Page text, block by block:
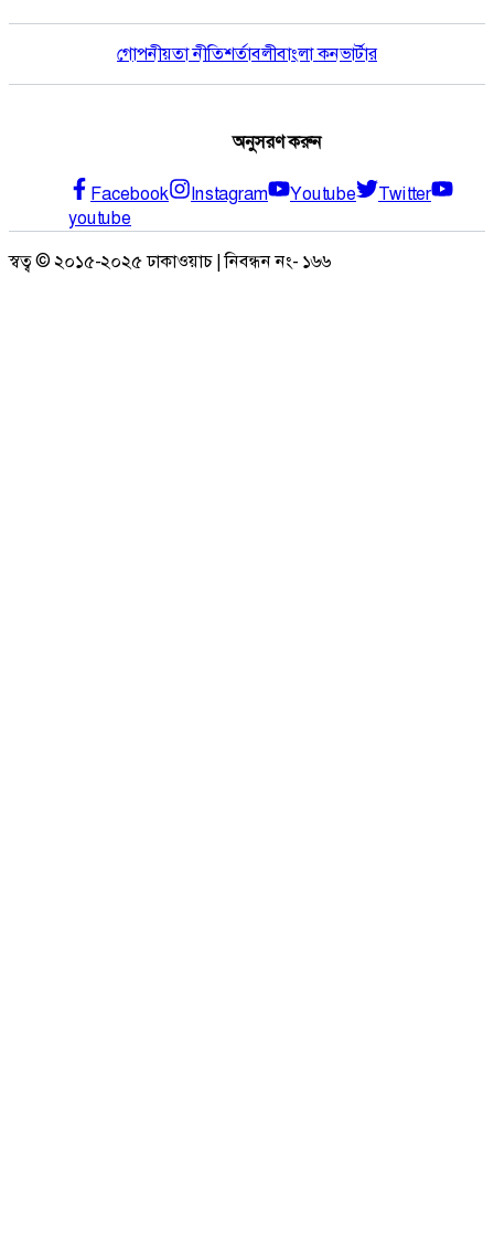
গোপনীয়তা নীতিশর্তাবলীবাংলা কনভার্টার
অনুসরণ করুন
Facebook Instagram Youtube
Twitter
youtube
স্বত্ব © ২০১৫-২০২৫ ঢাকাওয়াচ | নিবন্ধন নং- ১৬৬